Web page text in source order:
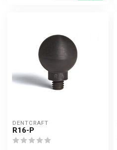
DENTCRAFT
R16-P